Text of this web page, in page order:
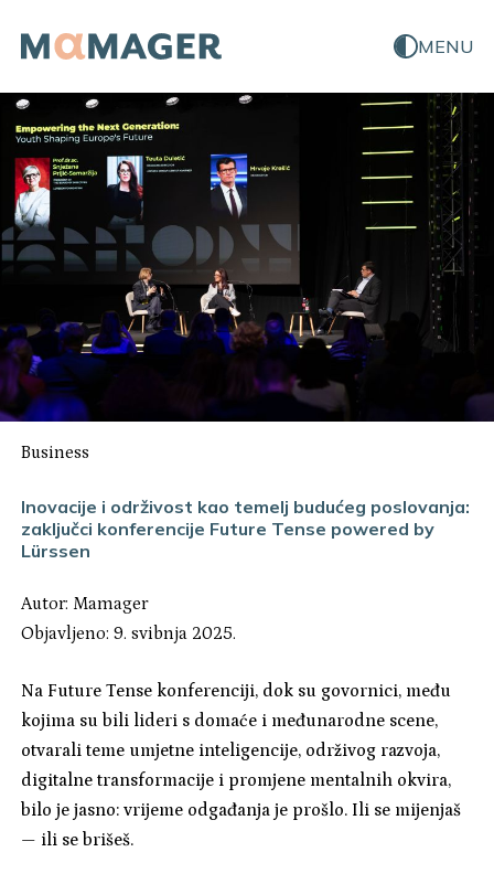
MENU
Business
Inovacije i održivost kao temelj budućeg poslovanja:
zaključci konferencije Future Tense powered by
Lürssen
Autor: Mamager
Objavljeno: 9. svibnja 2025.
Na Future Tense konferenciji, dok su govornici, među
kojima su bili lideri s domaće i međunarodne scene,
otvarali teme umjetne inteligencije, održivog razvoja,
digitalne transformacije i promjene mentalnih okvira,
bilo je jasno: vrijeme odgađanja je prošlo. Ili se mijenjaš
— ili se brišeš.